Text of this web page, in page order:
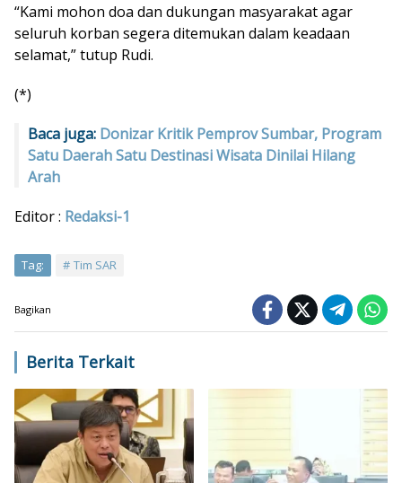
“Kami mohon doa dan dukungan masyarakat agar
seluruh korban segera ditemukan dalam keadaan
selamat,” tutup Rudi.
(*)
Baca juga: Donizar Kritik Pemprov Sumbar, Program
Satu Daerah Satu Destinasi Wisata Dinilai Hilang
Arah
Editor : Redaksi-1
Tag: Tim SAR
Bagikan
Berita Terkait